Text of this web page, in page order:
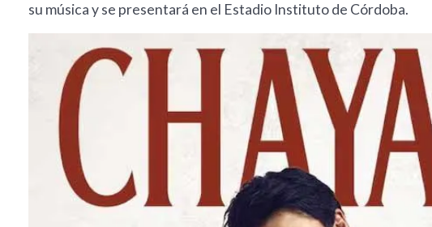
su música y se presentará en el Estadio Instituto de Córdoba.